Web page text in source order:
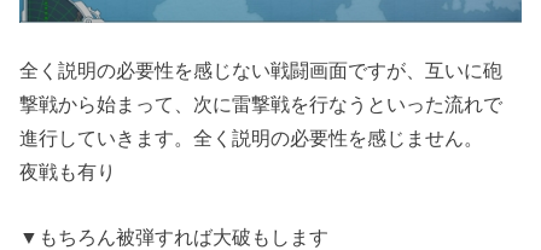
全く説明の必要性を感じない戦闘画面ですが、互いに砲
撃戦から始まって、次に雷撃戦を行なうといった流れで
進行していきます。全く説明の必要性を感じません。
夜戦も有り
▼もちろん被弾すれば大破もします